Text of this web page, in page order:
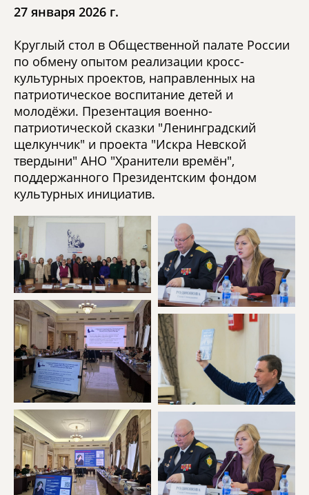
27 января 2026 г.
Круглый стол в Общественной палате России
по обмену опытом реализации кросс-
культурных проектов, направленных на
патриотическое воспитание детей и
молодёжи. Презентация военно-
патриотической сказки "Ленинградский
щелкунчик" и проекта "Искра Невской
твердыни" АНО "Хранители времён",
поддержанного Президентским фондом
культурных инициатив.